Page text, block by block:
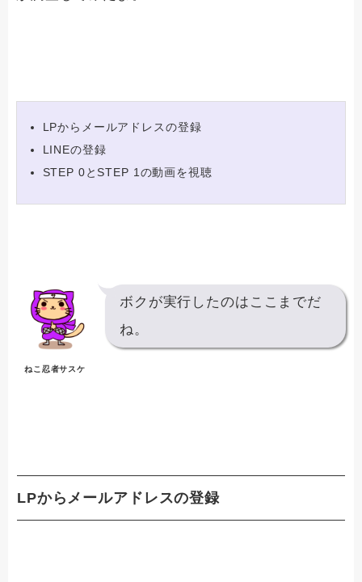
LPからメールアドレスの登録
LINEの登録
STEP 0とSTEP 1の動画を視聴
ねこ忍者サスケ
ボクが実行したのはここまでだ
ね。
LPからメールアドレスの登録